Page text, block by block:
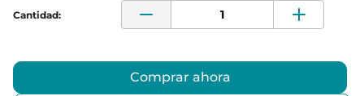
Comprar ahora